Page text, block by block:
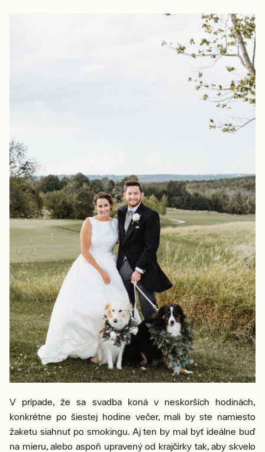
V prípade, že sa svadba koná v neskorších hodinách,
konkrétne po šiestej hodine večer, mali by ste namiesto
žaketu siahnuť po smokingu. Aj ten by mal byť ideálne buď
na mieru, alebo aspoň upravený od krajčírky tak, aby skvelo